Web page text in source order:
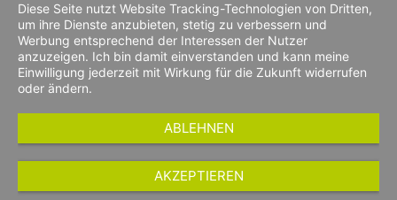
Diese Seite nutzt Website Tracking-Technologien von Dritten,
um ihre Dienste anzubieten, stetig zu verbessern und
Werbung entsprechend der Interessen der Nutzer
anzuzeigen. Ich bin damit einverstanden und kann meine
Einwilligung jederzeit mit Wirkung für die Zukunft widerrufen
oder ändern.
ABLEHNEN
AKZEPTIEREN